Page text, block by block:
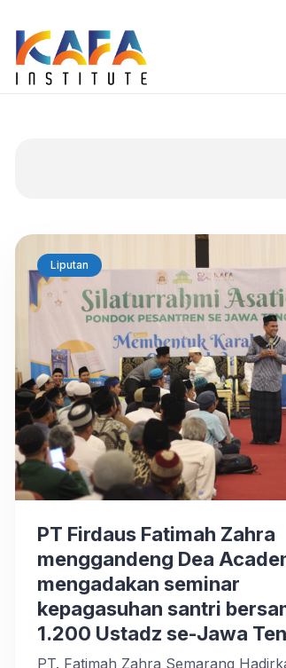
Liputan
PT Firdaus Fatimah Zahra
menggandeng Dea
mengadakan seminar
kepagasuhan santri
1.200 Ustadz se-Jawa
PT. Fatimah Zahra Semarang